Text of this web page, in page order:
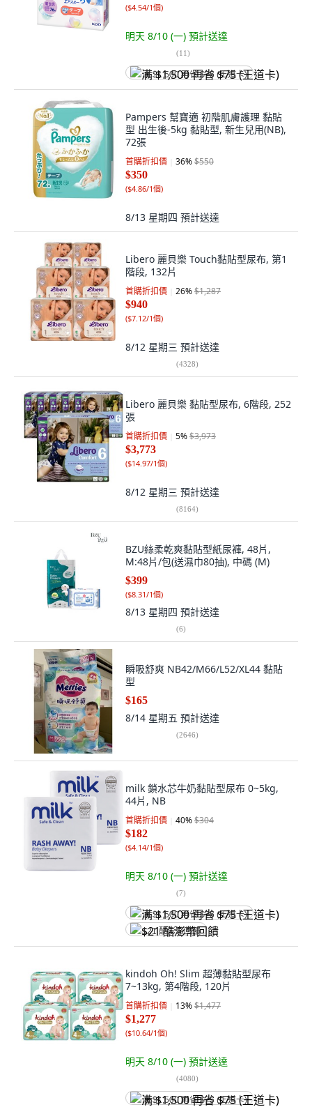
($4.54/1個)
明天 8/10 (一) 預計送達
(11)
满 $1,500 再省 $75 (王道卡)
Pampers 幫寶適 初階肌膚護理 黏貼
型 出生後-5kg 黏貼型, 新生兒用(NB),
72張
首購折扣價 36%$550
$350
($4.86/1個)
8/13 星期四 預計送達
Libero 麗貝樂 Touch黏貼型尿布, 第1
階段, 132片
首購折扣價 26%$1,287
$940
($7.12/1個)
8/12 星期三 預計送達
(4328)
Libero 麗貝樂 黏貼型尿布, 6階段, 252
張
首購折扣價 5%$3,973
$3,773
($14.97/1個)
8/12 星期三 預計送達
(8164)
BZU絲柔乾爽黏貼型紙尿褲, 48片,
M:48片/包(送濕巾80抽), 中碼 (M)
$399
($8.31/1個)
8/13 星期四 預計送達
(6)
瞬吸舒爽 NB42/M66/L52/XL44 黏貼
型
$165
8/14 星期五 預計送達
(2646)
milk 鎖水芯牛奶黏貼型尿布 0~5kg,
44片, NB
首購折扣價 40%$304
$182
($4.14/1個)
明天 8/10 (一) 預計送達
(7)
满 $1,500 再省 $75 (王道卡)
$21 酷澎幣回饋
kindoh Oh! Slim 超薄黏貼型尿布
7~13kg, 第4階段, 120片
首購折扣價 13%$1,477
$1,277
($10.64/1個)
明天 8/10 (一) 預計送達
(4080)
满 $1,500 再省 $75 (王道卡)